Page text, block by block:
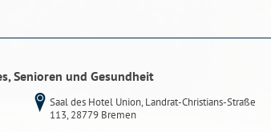
Senioren und Gesundheit
Saal des Hotel Union, Landrat-Christians-Straße
113, 28779 Bremen